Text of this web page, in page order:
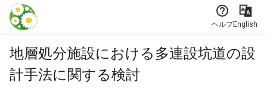
本文に飛ぶ
ヘルプEnglish
地層処分施設における多連設坑道の設
計手法に関する検討